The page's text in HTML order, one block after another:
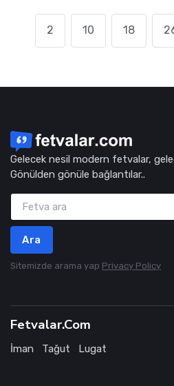
2 10 18
Gelecek nesil modern fetvalar,
Gönülden gönüle bağlantılar..
Ara
Sitemizde arama yap Privacy Policy
Fetvalar.Com
İman Tağut Lugat